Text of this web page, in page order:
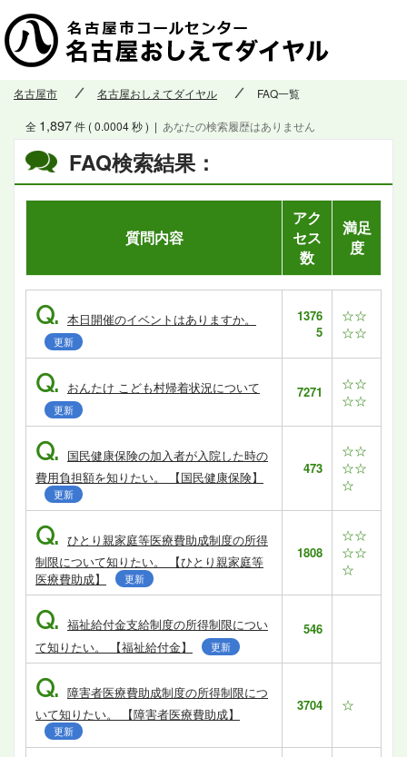
名古屋市 名古屋おしえてダイヤル FAQ一覧
FAQ検索結果：
全 1,897件 ( 0.0004 秒 ) | あなたの検索履歴はありません
質問内容
アク
セス
数
満足
度
Q. 本日開催のイベントはありますか。
更新
1376
5
☆☆
☆☆
Q. おんたけ こども村帰着状況について
更新
7271
☆☆
☆☆
Q. 国民健康保険の加入者が入院した時の
費用負担額を知りたい。 【国民健康保険】
更新
473
☆☆
☆☆
☆
Q. ひとり親家庭等医療費助成制度の所得
制限について知りたい。 【ひとり親家庭等
医療費助成】
更新
1808
☆☆
☆☆
☆
Q. 福祉給付金支給制度の所得制限につい
て知りたい。 【福祉給付金】
更新
546
Q. 障害者医療費助成制度の所得制限につ
いて知りたい。 【障害者医療費助成】
更新
3704 ☆